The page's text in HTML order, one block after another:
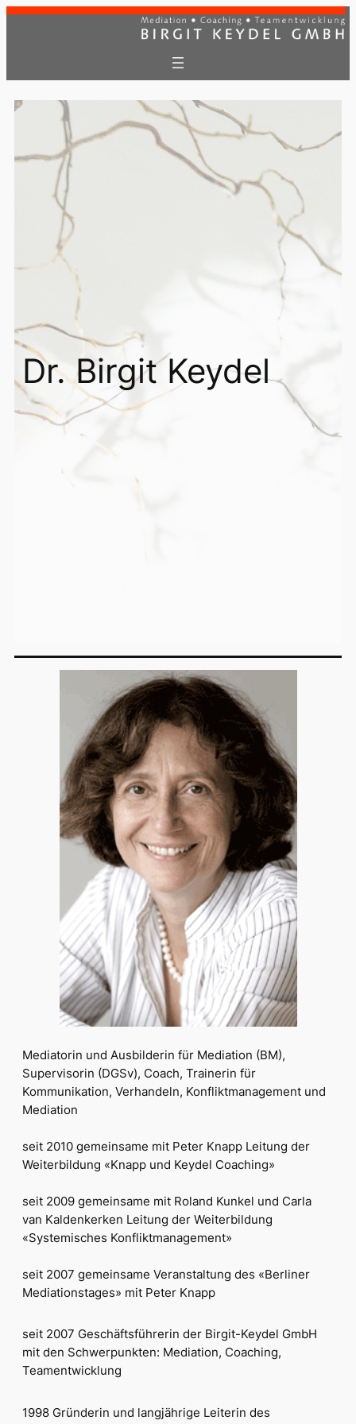
Dr. Birgit Keydel
Mediatorin und Ausbilderin für Mediation (BM),
Supervisorin (DGSv), Coach, Trainerin für
Kommunikation, Verhandeln, Konfliktmanagement und
Mediation
seit 2010 gemeinsame mit Peter Knapp Leitung der
Weiterbildung «Knapp und Keydel Coaching»
seit 2009 gemeinsame mit Roland Kunkel und Carla
van Kaldenkerken Leitung der Weiterbildung
«Systemisches Konfliktmanagement»
seit 2007 gemeinsame Veranstaltung des «Berliner
Mediationstages» mit Peter Knapp
seit 2007 Geschäftsführerin der Birgit-Keydel GmbH
mit den Schwerpunkten: Mediation, Coaching,
Teamentwicklung
1998 Gründerin und langjährige Leiterin des